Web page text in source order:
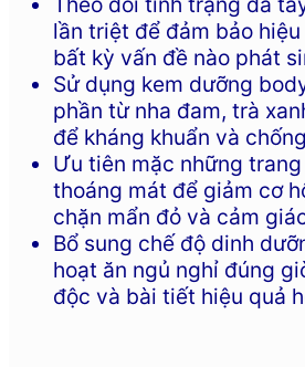
lần triệt để đảm bảo
bất kỳ vấn đề nào phát
Sử dụng kem dưỡng
phần từ nha đam, trà
để kháng khuẩn và
Ưu tiên mặc những
thoáng mát để giảm cơ
chặn mẩn đỏ và cảm
Bổ sung chế độ dinh
hoạt ăn ngủ nghỉ đúng
độc và bài tiết hiệu quả